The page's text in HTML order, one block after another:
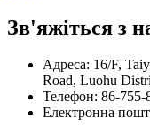
Зв'яжіться з
Адреса: 16/F,
Road, Luohu
Телефон: 86-755-
Електронна